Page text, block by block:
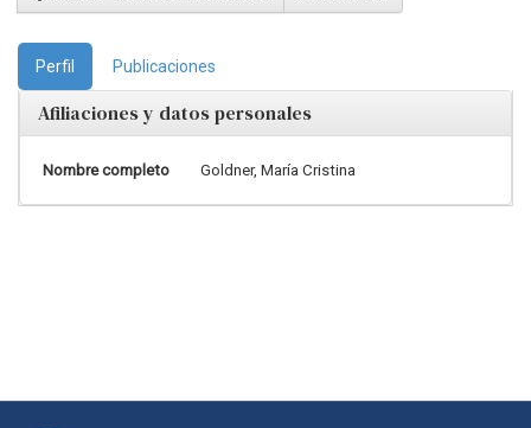
Perfil Publicaciones
Afiliaciones y datos personales
Nombre completo Goldner, María Cristina